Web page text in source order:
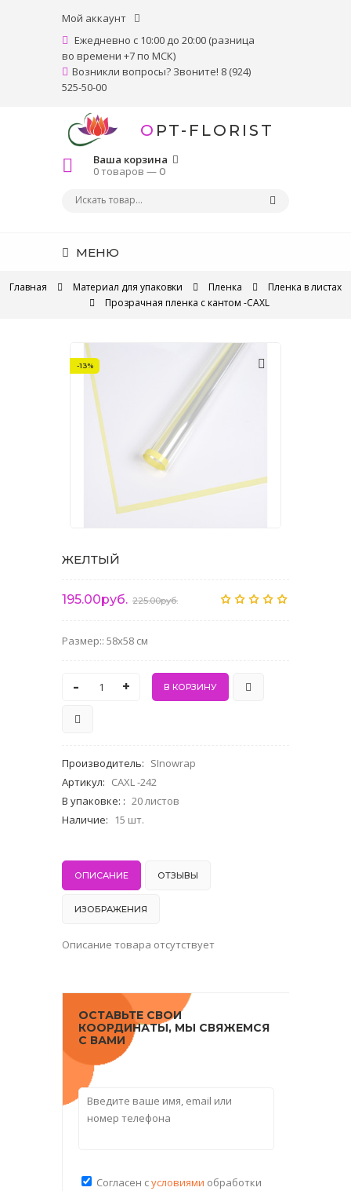
Мой аккаунт
Ежедневно с 10:00 до 20:00 (разница
во времени +7 по МСК)
Возникли вопросы? Звоните! 8 (924)
525-50-00
OPT-FLORIST
Ваша корзина
0 товаров —0
МЕНЮ
Главная Материал для упаковки Пленка
Пленка в листах
Прозрачная пленка с кантом -CAXL
-13%
ЖЕЛТЫЙ
195.00руб. 225.00руб.
Размер:: 58x58 см
- +
Производитель: SInowrap
Артикул: CAXL -242
В упаковке: : 20 листов
Наличие: 15 шт.
ОПИСАНИЕ ОТЗЫВЫ
ИЗОБРАЖЕНИЯ
Описание товара отсутствует
ОСТАВЬТЕ СВОИ
КООРДИНАТЫ, МЫ СВЯЖЕМСЯ
С ВАМИ
Согласен сусловиями обработки